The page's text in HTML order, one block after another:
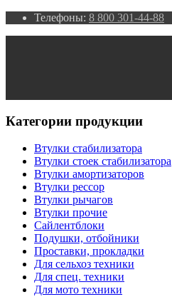
Телефоны: 8 800 301-44-88
Категории продукции
Втулки стабилизатора
Втулки стоек стабилизатора
Втулки амортизаторов
Втулки рессор
Втулки рычагов
Втулки прочие
Сайлентблоки
Подушки, отбойники
Проставки, прокладки
Для сельхоз техники
Для спец. техники
Для мото техники